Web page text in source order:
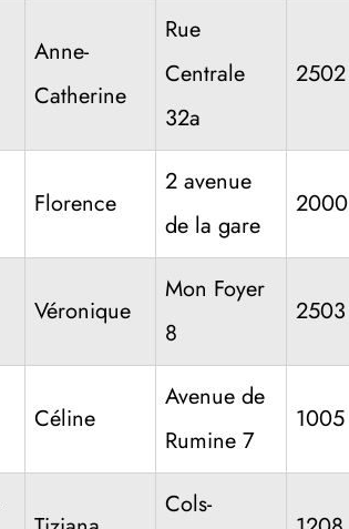
Anne-
Catherine
Rue
Centrale
32a
2502
Florence
2 avenue
de la gare
2000
Véronique
Mon Foyer
8
2503
Céline
Avenue de
Rumine 7
1005
Cols-